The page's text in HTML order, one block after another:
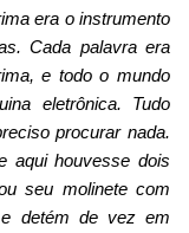
era o instrumento
Cada palavra era
e todo o mundo
eletrônica. Tudo
procurar nada.
aqui houvesse dois
seu molinete com
detém de vez em